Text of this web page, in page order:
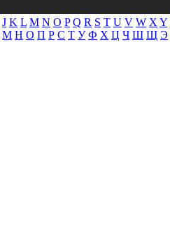
J K L M N O P Q R S T U V W X Y
М Н О П Р С Т У Ф Х Ц Ч Ш Щ Э